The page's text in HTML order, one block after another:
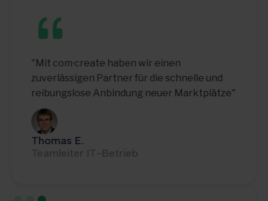
"Mit com·create haben wir einen
zuverlässigen Partner für die schnelle und
reibungslose Anbindung neuer Marktplätze"
Thomas E.